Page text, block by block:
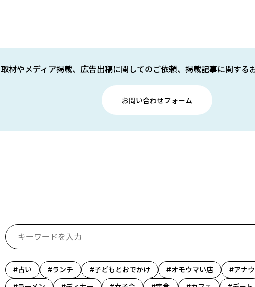
取材やメディア掲載、広告出稿に関してのご依頼、掲載記事に関する
お問い合わせフォーム
占い ランチ 子どもとおでかけ オモウマい店
アナ